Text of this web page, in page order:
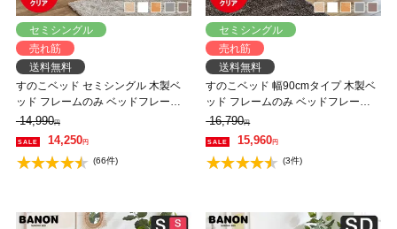
セミシングル
売れ筋
送料無料
すのこベッド セミシングル 木製ベ
ッド フレームのみ ベッドフレーム
ローベッド 高さ調整 組立簡単 ヘッ
ドレス 一人暮らし 北欧 低ホルムア
ルデヒド バノン【AR】
14,990円
14,250円
(66件)
セミシングル
売れ筋
送料無料
すのこベッド 幅90cmタイプ 木製ベ
ッド フレームのみ ベッドフレーム
ローベッド 高さ調整 組立簡単 ヘッ
ドレス 一人暮らし 北欧 低ホルムア
ルデヒド バノン【AR】
16,790円
15,960円
(3件)